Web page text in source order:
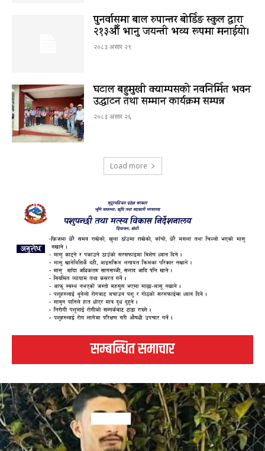
पुनर्वासमा बाल रुपान्तर बोर्डिङ स्कुल द्धारा
२१३औँ भानु जयन्ती भव्य रूपमा मनाईयो।
२०८३ असार २९
घटाल बहुमुखी क्याम्पसको नवनिर्मित भवन
उद्घाटन तथा सम्मान कार्यक्रम सम्पन्न
२०८३ असार २६
Load more
सम्बन्धित समाचार